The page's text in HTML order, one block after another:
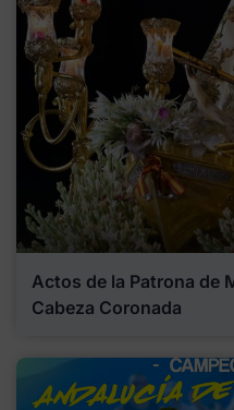
Actos de la Patrona de
Cabeza Coronada